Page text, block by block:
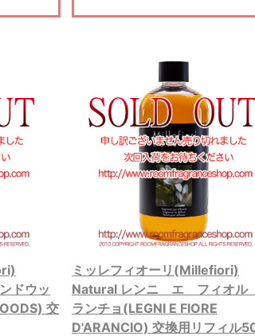
ドウッ
交
ミッレフィオーリ(Millefiori)
Natural レンニ エ フィオ
ランチョ(LEGNI E FIORE
D'ARANCIO) 交換用リフィル